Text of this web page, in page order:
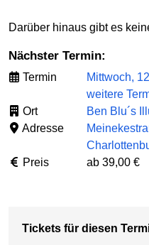
Darüber hinaus gibt es
Nächster Termin:
Termin Mittwoch,
weitere
Ort
Ben Blu´s
Adresse
Preis
ab 39,00 €
Tickets für diesen